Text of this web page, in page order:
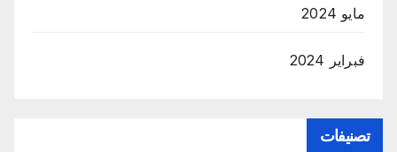
مايو 2024
فبراير 2024
تصنيفات